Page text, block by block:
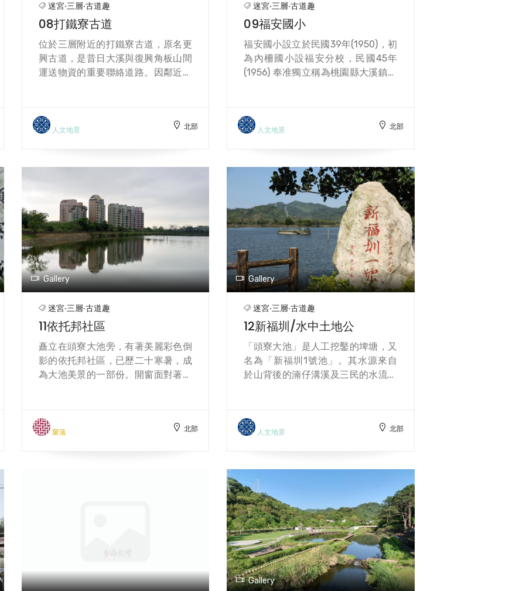
逢三層旱災，由租館管家發起的新用
儀式總是有求必應，林本源家族感念
老媽祖恩德，同意將租館敬獻，以此
為轉折點，盧家廳堂的老媽祖由私人
奉祀轉變為護佑地方眾生的重要守護
者。 民國4年(1915)，以老妈祖為中
大姓，採取「輪姓值年」的祭祀方
式。同年，地方仕紳林大德出面向林
「福安宮」。 儘管宮廟幾經變動，廟
宇也於民國63 年(1974)重修改建，但
老媽祖信仰的核心精神始終不變。
迷宮‧三層‧古道趣
08打鐵寮古道
位於三層附近的打鐵寮古道，原名更
興古道，是昔日大溪與復興角板山間
運送物資的重要聯絡道路。因鄰近慈
風貌。打鐵寮古道的名稱由來，有一
說是早期臺灣北部山區盛產樟腦，打
時，鐵器也作為駐防山區防範「生
名。另有一說則是因為早期伐木工
人，將砍伐的原木從山區運出，在古
道陡峭處，為了偷懶大多將木材沿陡
坡滑下，木料不斷撞擊山壁類似昔時
打鐵店打鐵的聲音而得名。 古道全長
約15公里， 沿路有三座建於大正15年
(1926)的古橋─太平橋、濟安橋和東
橋，橋上布滿苔癬與周遭景色相融
合， 橋下潺潺溪流，讓這座古橋從綠
意裡突顯出來。此外，𥴊仔店和打鐵
店遺蹟、廢棄的軍事崗哨以及與步道
環境融合為一體的石棚土地公廟，形
成一幅人文史跡與自然環境融合的和
人文地景 北部
迷宮‧三層‧古道趣
09福安國小
福安國小設立於民國39年(1950)，初
為內柵國小設福安分校，民國45年
(1956) 奉准獨立稱為桃園縣大溪鎮福
原料。而製糖廠種植甘蔗的土地，都
是向梅鶴山莊承租的，同時許多梅鶴
種植甘蔗，種植範圍頭寮種植到尾
寮。然而，因為日治時期空襲太嚴
重，加上後期甘蔗種植不易，讓當時
的製糖廠不得不關廠。
人文地景 北部
Gallery
迷宮‧三層‧古道趣
11依托邦社區
矗立在頭寮大池旁，有著美麗彩色倒
影的依托邦社區，已歷二十寒暑，成
為大池美景的一部份。開窗面對著頭
利，充滿田園生活氣息，是都會人們
嚮往的生活理想國。所以，這裡的房
「水月社」，每月邀請名人舉辦講
座，或社區交流活動，鄰居感情十分
聚落 北部
Gallery
迷宮‧三層‧古道趣
12新福圳/水中土地公
「頭寮大池」是人工挖鑿的埤塘，又
名為「新福圳1號池」。其水源來自
於山背後的湳仔溝溪及三民的水流東
埤、龍過脈埤、新埤及白石埤等埤塘
連結，負有灌溉整個大溪地區三層農
宮」，早年由開墾先民設置。民國56
年桃園農田水利會執行大池擴建挖深
計畫時，有意遷廟；但據說當時挖土
機啟動要挖土地公廟，總是會發生機
械故障的問題，前後四次，施工單位
半信半疑，向土地公拜拜、擲筊，得
知原來是土地公不願意搬家，水利會
於是決議原地興建約4樓高圓形人工
島嶼，成為現今樣貌，全臺獨一無
人文地景 北部
Gallery